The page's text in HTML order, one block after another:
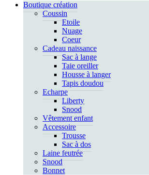
Boutique création
Coussin
Etoile
Nuage
Coeur
Cadeau naissance
Sac à lange
Taie oreiller
Housse à langer
Tapis doudou
Echarpe
Liberty
Snood
Vêtement enfant
Accessoire
Trousse
Sac à dos
Laine feutrée
Snood
Bonnet